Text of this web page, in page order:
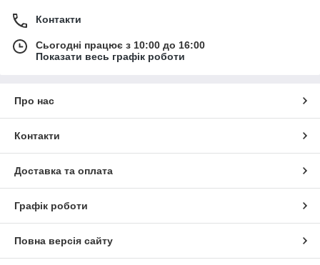
Контакти
Сьогодні працює з 10:00 до 16:00
Показати весь графік роботи
Про нас
Контакти
Доставка та оплата
Графік роботи
Повна версія сайту